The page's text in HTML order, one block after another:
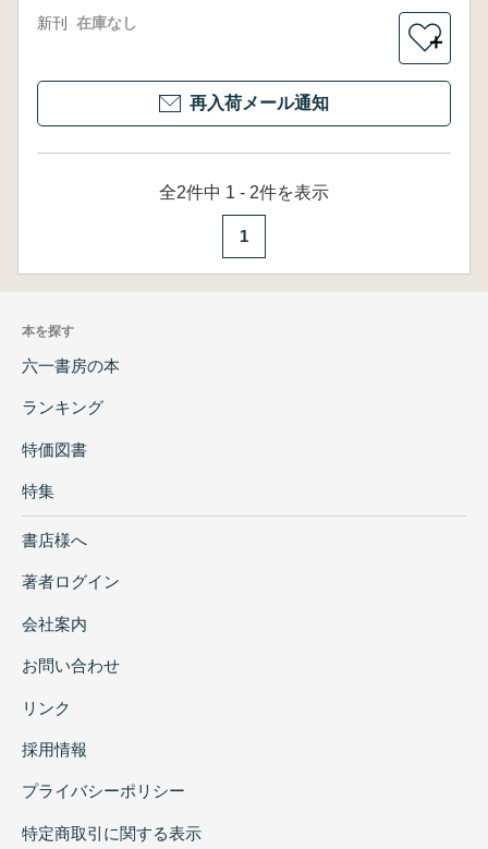
新刊 在庫なし
＋
再入荷メール通知
全2件中 1 - 2件を表示
1
本を探す
六一書房の本
ランキング
特価図書
特集
書店様へ
著者ログイン
会社案内
お問い合わせ
リンク
採用情報
プライバシーポリシー
特定商取引に関する表示